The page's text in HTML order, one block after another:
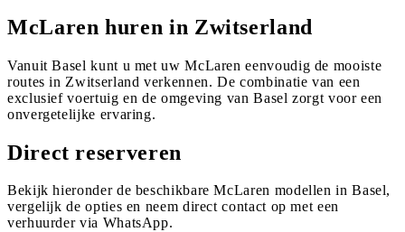
McLaren huren in Zwitserland
Vanuit Basel kunt u met uw McLaren eenvoudig de mooiste
routes in Zwitserland verkennen. De combinatie van een
exclusief voertuig en de omgeving van Basel zorgt voor een
onvergetelijke ervaring.
Direct reserveren
Bekijk hieronder de beschikbare McLaren modellen in Basel,
vergelijk de opties en neem direct contact op met een
verhuurder via WhatsApp.